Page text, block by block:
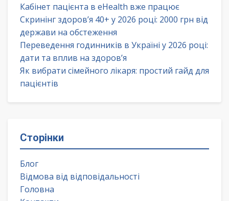
Кабінет пацієнта в eHealth вже працює
Скринінг здоров’я 40+ у 2026 році: 2000 грн від
держави на обстеження
Переведення годинників в Україні у 2026 році:
дати та вплив на здоров’я
Як вибрати сімейного лікаря: простий гайд для
пацієнтів
Сторінки
Блог
Відмова від відповідальності
Головна